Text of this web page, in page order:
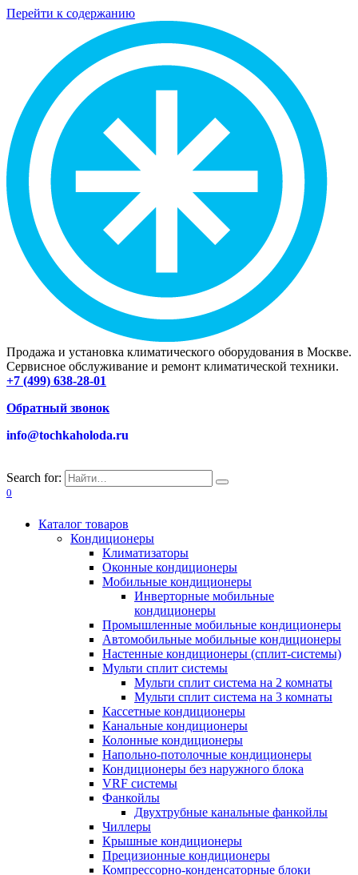
Перейти к содержанию
Продажа и установка климатического оборудования в Москве.
Сервисное обслуживание и ремонт климатической техники.
+7 (499) 638-28-01
Обратный звонок
info@tochkaholoda.ru
Search for:
0
Каталог товаров
Кондиционеры
Климатизаторы
Оконные кондиционеры
Мобильные кондиционеры
Инверторные мобильные
кондиционеры
Промышленные мобильные кондиционеры
Автомобильные мобильные кондиционеры
Настенные кондиционеры (сплит-системы)
Мульти сплит системы
Мульти сплит система на 2 комнаты
Мульти сплит система на 3 комнаты
Кассетные кондиционеры
Канальные кондиционеры
Колонные кондиционеры
Напольно-потолочные кондиционеры
Кондиционеры без наружного блока
VRF системы
Фанкойлы
Двухтрубные канальные фанкойлы
Чиллеры
Крышные кондиционеры
Прецизионные кондиционеры
Компрессорно-конденсаторные блоки